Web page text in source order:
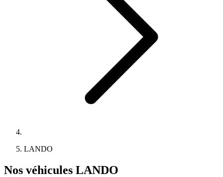
LANDO
Nos véhicules LANDO